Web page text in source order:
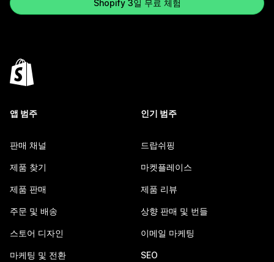
Shopify 3일 무료 체험
앱 범주
판매 채널
제품 찾기
제품 판매
주문 및 배송
스토어 디자인
마케팅 및 전환
인기 범주
드랍쉬핑
마켓플레이스
제품 리뷰
상향 판매 및 번들
이메일 마케팅
SEO